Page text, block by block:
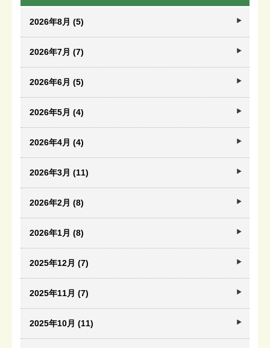
2026年8月 (5)
2026年7月 (7)
2026年6月 (5)
2026年5月 (4)
2026年4月 (4)
2026年3月 (11)
2026年2月 (8)
2026年1月 (8)
2025年12月 (7)
2025年11月 (7)
2025年10月 (11)